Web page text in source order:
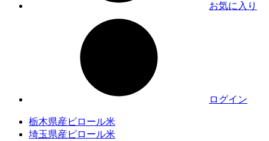
お気に入り
ログイン
栃木県産ピロール米
埼玉県産ピロール米